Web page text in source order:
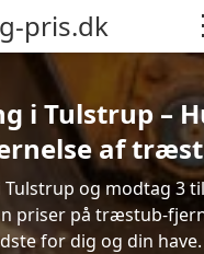
pris.dk
i Tulstrup –
af
og modtag 3
priser på træstub-
for dig og din have.